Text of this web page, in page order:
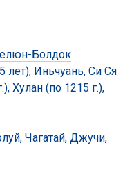
Болдок
лет), Иньчуань, Си Ся
Хулан (по 1215 г.),
Чагатай, Джучи,